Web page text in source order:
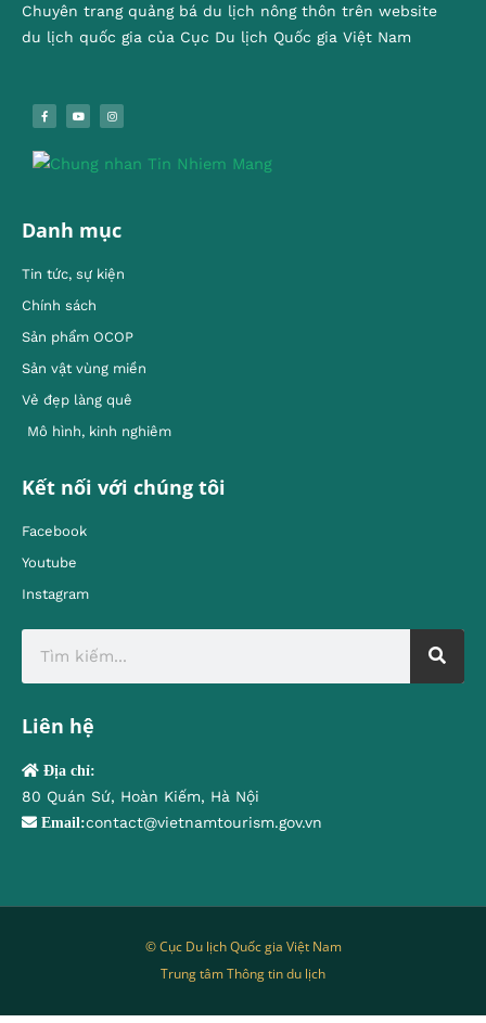
Chuyên trang quảng bá du lịch nông thôn trên website
du lịch quốc gia của Cục Du lịch Quốc gia Việt Nam
Danh mục
Tin tức, sự kiện
Chính sách
Sản phẩm OCOP
Sản vật vùng miền
Vẻ đẹp làng quê
Mô hình, kinh nghiêm
Kết nối với chúng tôi
Facebook
Youtube
Instagram
Liên hệ
Địa chỉ:
80 Quán Sứ, Hoàn Kiếm, Hà Nội
Email:contact@vietnamtourism.gov.vn
© Cục Du lịch Quốc gia Việt Nam
Trung tâm Thông tin du lịch